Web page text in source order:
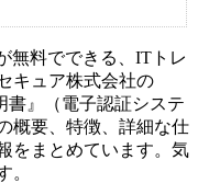
無料でできる、ITトレ
キュア株式会社の
書 』（電子認証システ
概要、特徴、詳細な仕
をまとめています。気
。